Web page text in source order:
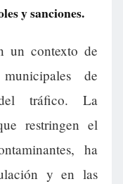
y sanciones.
un contexto de
de
tráfico. La
restringen el
ha
y en las